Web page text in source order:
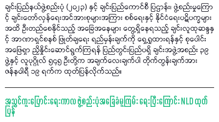
ချင်းပြည်နယ်ဖွဲ့စည်းပုံ (၂၀၂၃) နှင့် ချင်းပြည်ကောင်စီ ပြဌာန်း၊ ဖွဲ့စည်းမှုကြော
င့် ချင်းတော်လှန်ရေးအင်အားစုများအကြား စစ်ရေးနှင့် နိုင်ငံရေးပဋိပက္ခများ
အထိ ဦးတည်စေနိုင်သည့် အခြေအနေများ တွေ့ရှိနေရသည့် ချင်းလူထုဆန္ဒနှ
င့် အာဏာရှင်စနစ် ဖြုတ်ချရေး ရည်မှန်းချက်ကို ရှေ့ရှုထားရန်နှင့် စုပေါင်း
အဖြေရှာ ညှိနှိုင်းဆောင်ရွက်ကြရန် ပြည်တွင်းပြည်ပရှိ ချင်းအဖွဲ့အစည်း ၃၉
ဖွဲ့နှင့် လူပုဂ္ဂိုလ် ၅၄၅ ဦးတို့က အချက်လေးချက်ပါ တိုက်တွန်းချက်အား
ဇန်နဝါရီ ၁၉ ရက်က ထုတ်ပြန်လိုက်သည်။
အသွင်ကူးပြောင်းရေးကာလ ဖွဲ့စည်းပုံအခြေခံမူကြမ်း ရေးပြီးကြောင်း NLD ထုတ်
ပြန်